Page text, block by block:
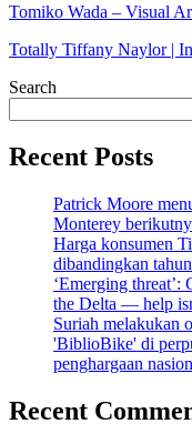
Tomiko Wada – Visual
Totally Tiffany Naylor |
Search
Recent Posts
Patrick Moore
Monterey
Harga konsumen
dibandingkan
‘Emerging
the Delta — help
Suriah melakukan
'BiblioBike' di
penghargaan
Recent